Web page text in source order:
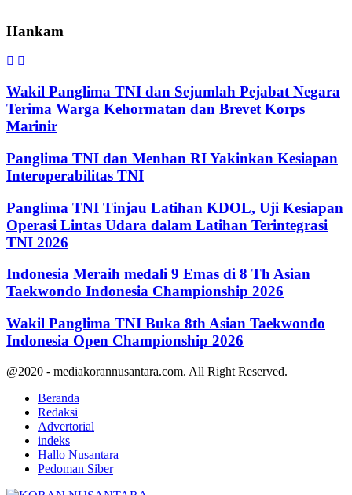
Hankam
Wakil Panglima TNI dan Sejumlah Pejabat Negara
Terima Warga Kehormatan dan Brevet Korps
Marinir
Panglima TNI dan Menhan RI Yakinkan Kesiapan
Interoperabilitas TNI
Panglima TNI Tinjau Latihan KDOL, Uji Kesiapan
Operasi Lintas Udara dalam Latihan Terintegrasi
TNI 2026
Indonesia Meraih medali 9 Emas di 8 Th Asian
Taekwondo Indonesia Championship 2026
Wakil Panglima TNI Buka 8th Asian Taekwondo
Indonesia Open Championship 2026
@2020 - mediakorannusantara.com. All Right Reserved.
Beranda
Redaksi
Advertorial
indeks
Hallo Nusantara
Pedoman Siber